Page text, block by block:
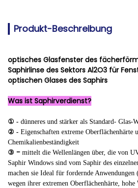
Produkt-Beschreibung
optisches Glasfenster des
Saphirlinse des Sektors Al2O3 für
optischen Glases des Saphirs
Was ist Saphirverdienst?
① - dünneres und stärker als Standard- Glas-
② - Eigenschaften extreme Oberflächenhärte
Chemikalienbeständigkeit
③ - mittelt die Wellenlängen über, die von
Saphir Windows sind vom Saphir des
machen sie Ideal für fordernde Anwendungen
wegen ihrer extremen Oberflächenhärte,